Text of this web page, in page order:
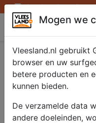
Openingstijden
Vleesland
Saté
gr.
Mogen we
Vleesland.nl gebruikt
browser en uw
betere producten en
kunnen bieden.
De verzamelde data
andere doeleinden,